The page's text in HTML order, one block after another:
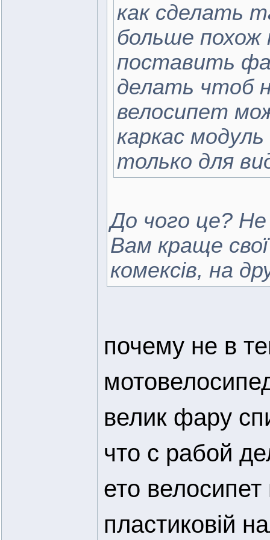
как сделать
больше похож
поставить
делать чтоб
велосипет
каркас
только для
До чого це?
Вам краще
комексів, на
почему не в
велик фару
что с рабой
ето
пластиковій